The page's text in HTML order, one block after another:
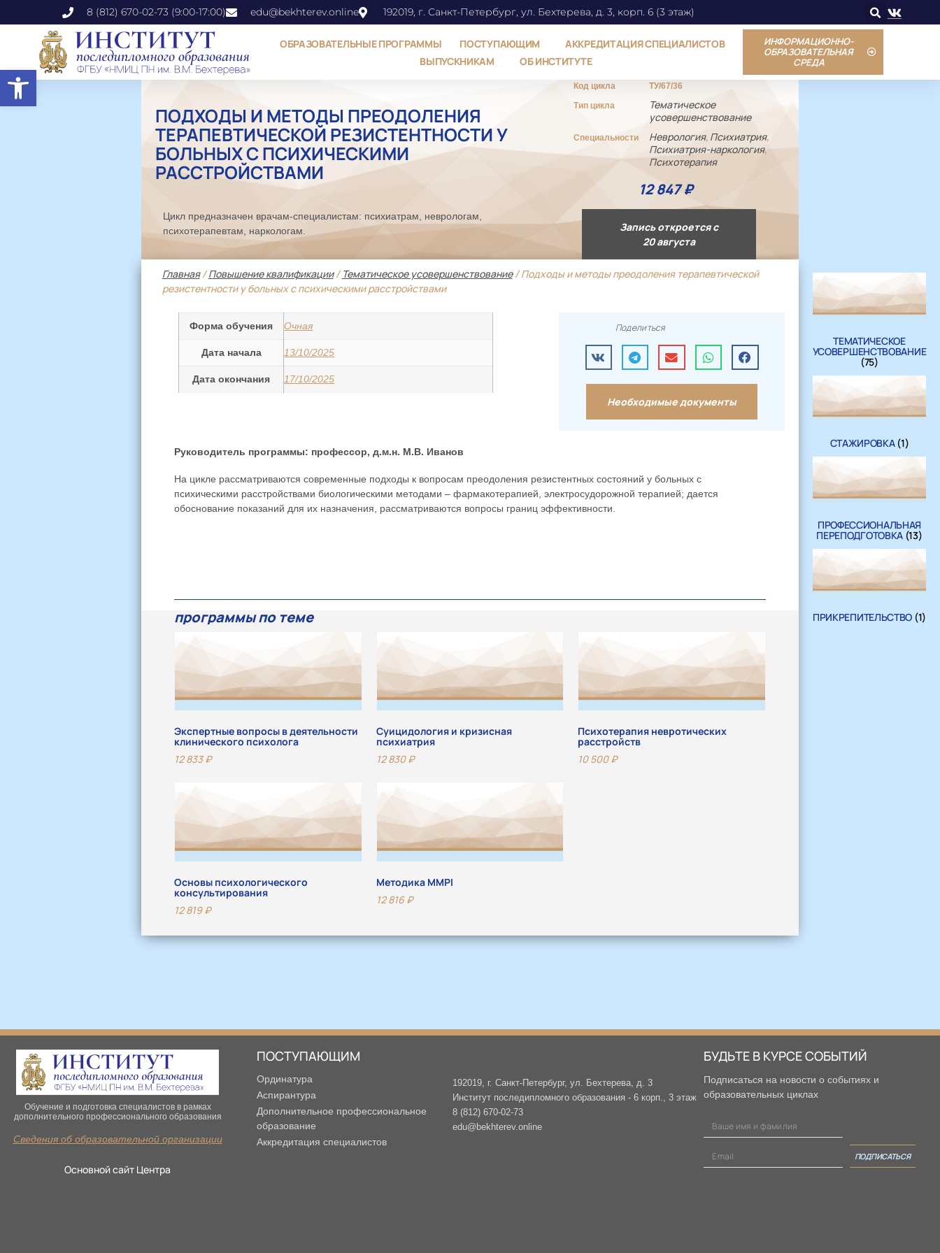
Открыть панель инструментов
8 (812) 670-02-73 (9:00-17:00) edu@bekhterev.online 192019, г. Санкт-Петербург, ул. Бехтерева, д. 3, корп. 6 (3 этаж)
ОБРАЗОВАТЕЛЬНЫЕ ПРОГРАММЫ ПОСТУПАЮЩИМ
АККРЕДИТАЦИЯ СПЕЦИАЛИСТОВ
ВЫПУСКНИКАМ
ОБ ИНСТИТУТЕ
ИНФОРМАЦИОННО-
ОБРАЗОВАТЕЛЬНАЯ
СРЕДА
ПОДХОДЫ И МЕТОДЫ ПРЕОДОЛЕНИЯ
ТЕРАПЕВТИЧЕСКОЙ РЕЗИСТЕНТНОСТИ У
БОЛЬНЫХ С ПСИХИЧЕСКИМИ
РАССТРОЙСТВАМИ
Код цикла
ТУ/67/36
Тип цикла
Тематическое
усовершенствование
Специальности Неврология, Психиатрия,
Психиатрия-наркология,
Психотерапия
12 847₽
Цикл предназначен врачам-специалистам: психиатрам, неврологам,
психотерапевтам, наркологам.
Запись откроется с
20 августа
Главная/Повышение квалификации/ Тематическое усовершенствование/ Подходы и методы преодоления терапевтической
резистентности у больных с психическими расстройствами
Форма обучения Очная
Дата начала 13/10/2025
Дата окончания 17/10/2025
Поделиться
Необходимые документы
Руководитель программы: профессор, д.м.н. М.В. Иванов
На цикле рассматриваются современные подходы к вопросам преодоления резистентных состояний у больных с
психическими расстройствами биологическими методами – фармакотерапией, электросудорожной терапией; дается
обоснование показаний для их назначения, рассматриваются вопросы границ эффективности.
программы по теме
Экспертные вопросы в деятельности
клинического психолога
12 833₽
Суицидология и кризисная
психиатрия
12 830₽
Психотерапия невротических
расстройств
10 500₽
Основы психологического
консультирования
12 819₽
Методика MMPI
12 816 ₽
ТЕМАТИЧЕСКОЕ
УСОВЕРШЕНСТВОВАНИЕ
(75)
СТАЖИРОВКА (1)
ПРОФЕССИОНАЛЬНАЯ
ПЕРЕПОДГОТОВКА (13)
ПРИКРЕПИТЕЛЬСТВО (1)
Обучение и подготовка специалистов в рамках
дополнительного профессионального образования
Сведения об образовательной организации
Основной сайт Центра
ПОСТУПАЮЩИМ
Ординатура
Аспирантура
Дополнительное профессиональное
образование
Аккредитация специалистов
192019, г. Санкт-Петербург, ул. Бехтерева, д. 3
Институт последипломного образования - 6 корп., 3 этаж
8 (812) 670-02-73
edu@bekhterev.online
БУДЬТЕ В КУРСЕ СОБЫТИЙ
Подписаться на новости о событиях и
образовательных циклах
ПОДПИСАТЬСЯ